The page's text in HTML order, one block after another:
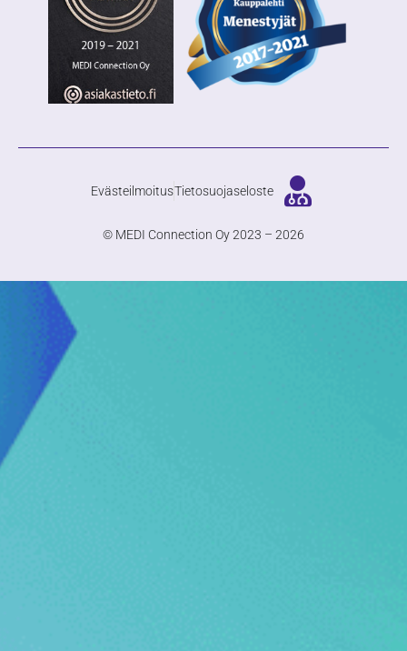
EvästeilmoitusTietosuojaseloste
© MEDI Connection Oy 2023 – 2026